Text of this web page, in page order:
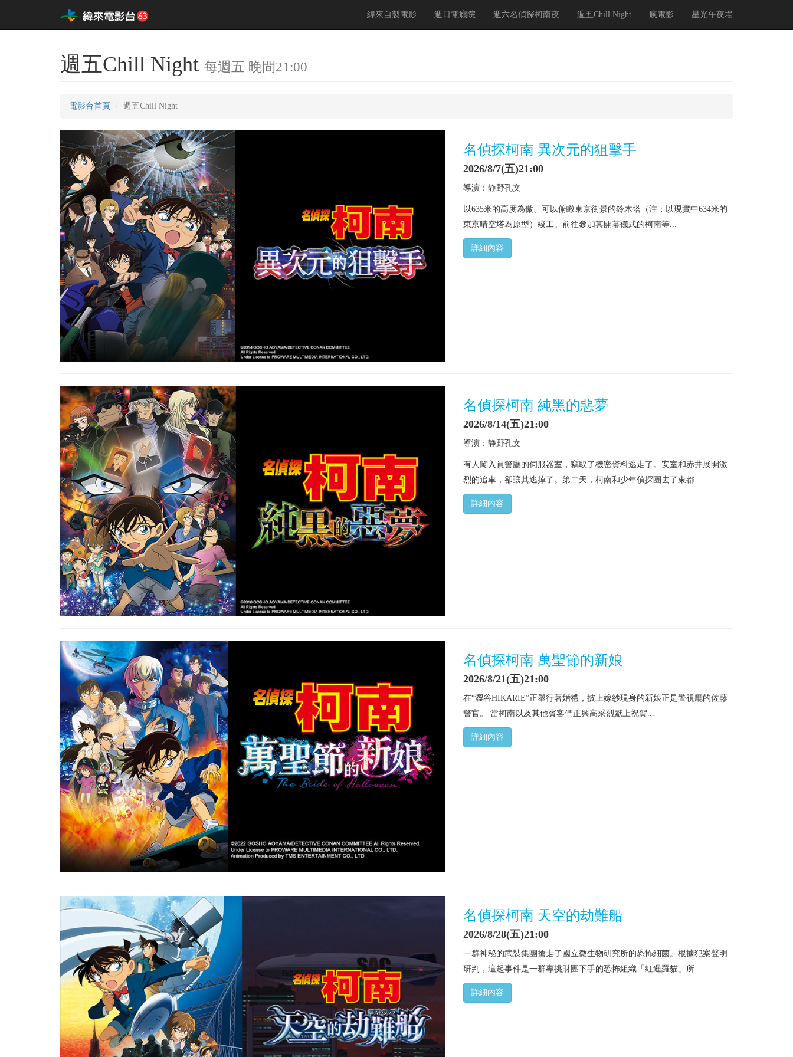
緯來自製電影 週日電癮院 週六名偵探柯南夜 週五Chill Night 瘋電影 星光午夜場
週五Chill Night 每週五 晚間21:00
電影台首頁 週五Chill Night
名偵探柯南 異次元的狙擊手
2026/8/7(五)21:00
導演：静野孔文
以635米的高度為傲、可以俯瞰東京街景的鈴木塔（注：以現實中634米的
東京晴空塔為原型）竣工。前往參加其開幕儀式的柯南等...
詳細內容
名偵探柯南 純黑的惡夢
2026/8/14(五)21:00
導演：静野孔文
有人闖入員警廳的伺服器室，竊取了機密資料逃走了。安室和赤井展開激
烈的追車，卻讓其逃掉了。第二天，柯南和少年偵探團去了東都...
詳細內容
名偵探柯南 萬聖節的新娘
2026/8/21(五)21:00
在“澀谷HIKARIE”正舉行著婚禮，披上嫁紗現身的新娘正是警視廳的佐藤
警官。 當柯南以及其他賓客們正興高采烈獻上祝賀...
詳細內容
名偵探柯南 天空的劫難船
2026/8/28(五)21:00
一群神秘的武裝集團搶走了國立微生物研究所的恐怖細菌。根據犯案聲明
研判，這起事件是一群專挑財團下手的恐怖組織「紅暹羅貓」所...
詳細內容